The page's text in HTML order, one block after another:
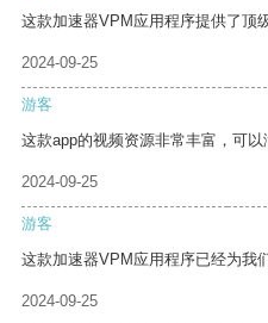
这款加速器VPM应用程序提供了顶
2024-09-25
游客
这款app的视频资源非常丰富，可以
2024-09-25
游客
这款加速器VPM应用程序已经为我
2024-09-25